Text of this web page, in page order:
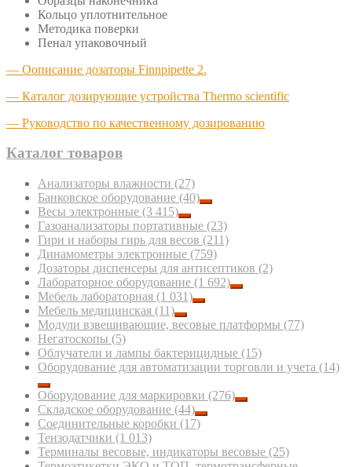
Кольцо уплотнительное
Методика поверки
Пенал упаковочный
— Оописание дозаторы Finnpipette 2.
— Каталог дозирующие устройства Thermo scientific
— Руководство по качественному дозированию
Каталог товаров
Анализаторы влажности (27)
Банковское оборудование (40)
Весы электронные (3 415)
Газоанализаторы портативные (23)
Гири и наборы гирь для весов (211)
Динамометры электронные (759)
Дозаторы диспенсеры для антисептиков (2)
Лабораторное оборудование (1 692)
Мебель лабораторная (1 031)
Мебель медицинская (11)
Модули взвешивающие, весовые платформы (77)
Негатоскопы (5)
Облучатели и лампы бактерицидные (15)
Оборудование для автоматизации торговли и учета (14)
Оборудование для маркировки (276)
Складское оборудование (44)
Соединительные коробки (17)
Тензодатчики (1 013)
Терминалы весовые, индикаторы весовые (25)